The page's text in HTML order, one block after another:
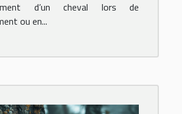
d’un cheval lors de
ou en...